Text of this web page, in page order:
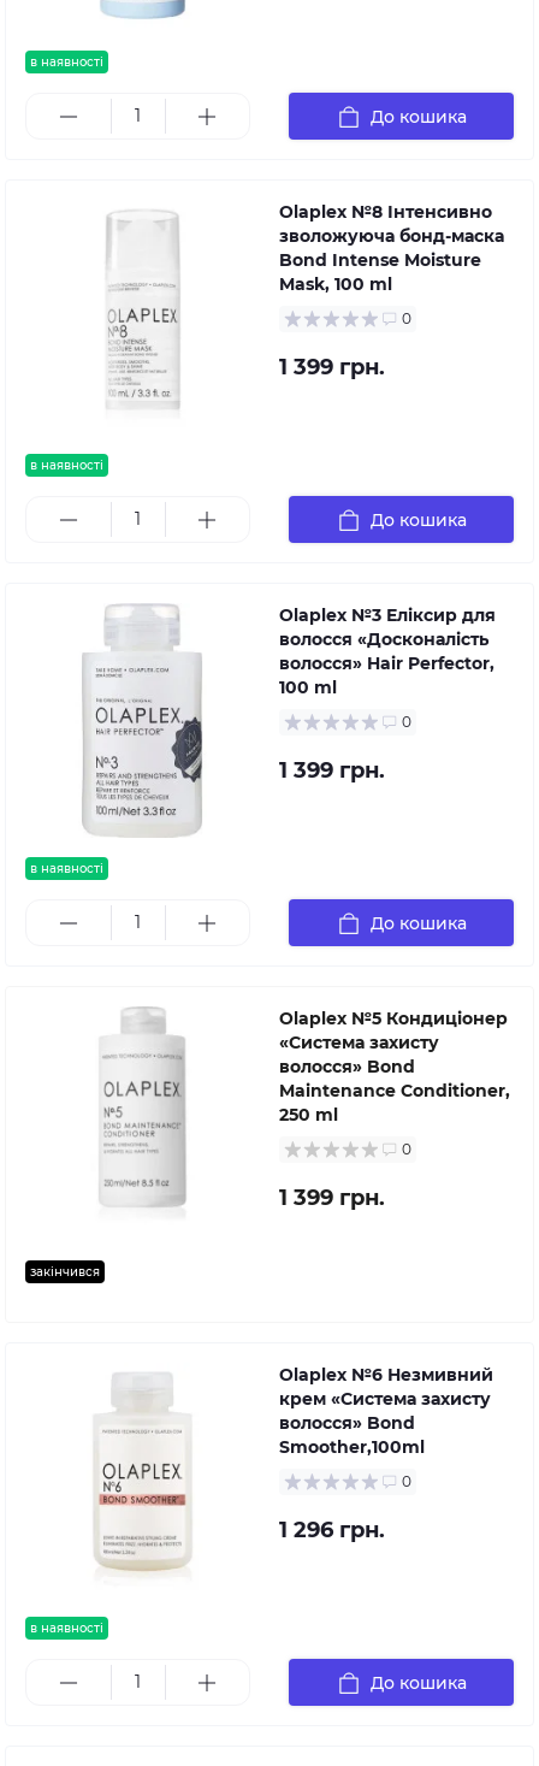
в наявності
До кошика
в наявності
Olaplex №8 Інтенсивно
зволожуюча бонд-маска
Bond Intense Moisture
Mask, 100 ml
0
1 399 грн.
До кошика
в наявності
Olaplex №3 Еліксир для
волосся «Досконалість
волосся» Hair Perfector,
100 ml
0
1 399 грн.
До кошика
закінчився
Olaplex №5 Кондиціонер
«Система захисту
волосся» Bond
Maintenance Conditioner,
250 ml
0
1 399 грн.
в наявності
Olaplex №6 Незмивний
крем «Система захисту
волосся» Bond
Smoother,100ml
0
1 296 грн.
До кошика